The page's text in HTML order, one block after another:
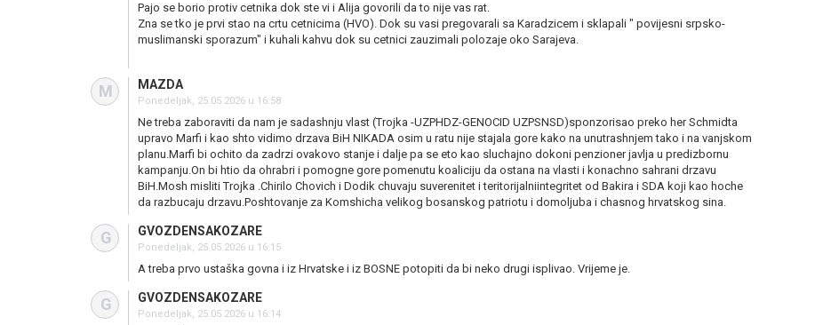
Pajo se borio protiv cetnika dok ste vi i Alija govorili da to nije vas rat.
Zna se tko je prvi stao na crtu cetnicima (HVO). Dok su vasi pregovarali sa Karadzicem i sklapali " povijesni srpsko-
muslimanski sporazum" i kuhali kahvu dok su cetnici zauzimali polozaje oko Sarajeva.
M MAZDA
Ponedeljak, 25.05.2026 u 16:58
Ne treba zaboraviti da nam je sadashnju vlast (Trojka -UZPHDZ-GENOCID UZPSNSD)sponzorisao preko her Schmidta
upravo Marfi i kao shto vidimo drzava BiH NIKADA osim u ratu nije stajala gore kako na unutrashnjem tako i na vanjskom
planu.Marfi bi ochito da zadrzi ovakovo stanje i dalje pa se eto kao sluchajno dokoni penzioner javlja u predizbornu
kampanju.On bi htio da ohrabri i pomogne gore pomenutu koaliciju da ostana na vlasti i konachno sahrani drzavu
BiH.Mosh misliti Trojka .Chirilo Chovich i Dodik chuvaju suverenitet i teritorijalniintegritet od Bakira i SDA koji kao hoche
da razbucaju drzavu.Poshtovanje za Komshicha velikog bosanskog patriotu i domoljuba i chasnog hrvatskog sina.
G GVOZDENSAKOZARE
Ponedeljak, 25.05.2026 u 16:15
A treba prvo ustaška govna i iz Hrvatske i iz BOSNE potopiti da bi neko drugi isplivao. Vrijeme je.
G GVOZDENSAKOZARE
Ponedeljak, 25.05.2026 u 16:14